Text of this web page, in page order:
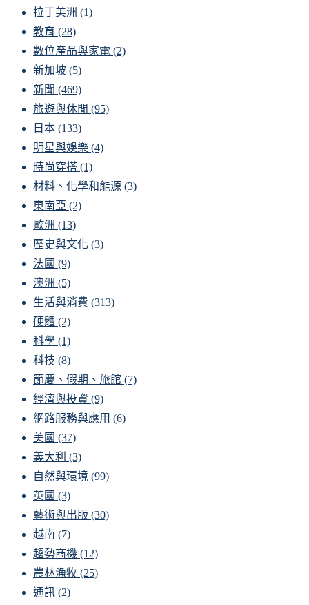
拉丁美洲 (1)
教育 (28)
數位產品與家電 (2)
新加坡 (5)
新聞 (469)
旅遊與休閒 (95)
日本 (133)
明星與娛樂 (4)
時尚穿搭 (1)
材料、化學和能源 (3)
東南亞 (2)
歐洲 (13)
歷史與文化 (3)
法國 (9)
澳洲 (5)
生活與消費 (313)
硬體 (2)
科學 (1)
科技 (8)
節慶、假期、旅館 (7)
經濟與投資 (9)
網路服務與應用 (6)
美國 (37)
義大利 (3)
自然與環境 (99)
英國 (3)
藝術與出版 (30)
越南 (7)
趨勢商機 (12)
農林漁牧 (25)
通訊 (2)